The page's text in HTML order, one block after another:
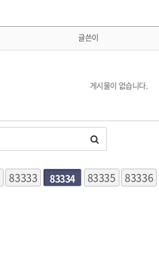
글쓴이
게시물이 없습니다.
83333 83334 83335 83336
다음맨끝